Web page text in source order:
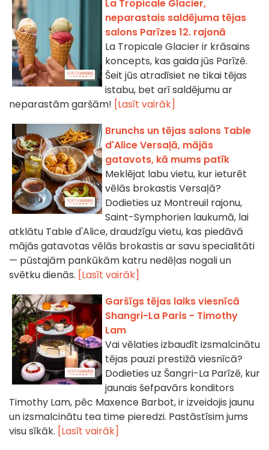
La Tropicale Glacier,
neparastais saldējuma tējas
salons Parīzes 12. rajonā
La Tropicale Glacier ir krāsains
koncepts, kas gaida jūs Parīzē.
Šeit jūs atradīsiet ne tikai tējas
istabu, bet arī saldējumu ar
neparastām garšām! [Lasīt vairāk]
Brunchs un tējas salons Table
d'Alice Versaļā, mājās
gatavots, kā mums patīk
Meklējat labu vietu, kur ieturēt
vēlās brokastis Versaļā?
Dodieties uz Montreuil rajonu,
Saint-Symphorien laukumā, lai
atklātu Table d'Alice, draudzīgu vietu, kas piedāvā
mājās gatavotas vēlās brokastis ar savu specialitāti
— pūstajām pankūkām katru nedēļas nogali un
svētku dienās. [Lasīt vairāk]
Garšīgs tējas laiks viesnīcā
Shangri-La Paris - Timothy
Lam
Vai vēlaties izbaudīt izsmalcinātu
tējas pauzi prestižā viesnīcā?
Dodieties uz Šangri-La Parīzē, kur
jaunais šefpavārs konditors
Timothy Lam, pēc Maxence Barbot, ir izveidojis jaunu
un izsmalcinātu tea time pieredzi. Pastāstīsim jums
visu sīkāk. [Lasīt vairāk]